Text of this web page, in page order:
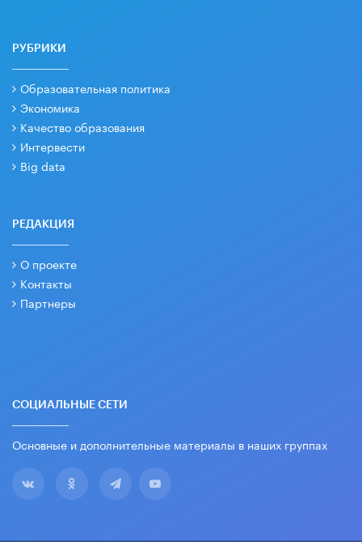
РУБРИКИ
Образовательная политика
Экономика
Качество образования
Интервести
Big data
РЕДАКЦИЯ
О проекте
Контакты
Партнеры
СОЦИАЛЬНЫЕ СЕТИ
Основные и дополнительные материалы в наших группах